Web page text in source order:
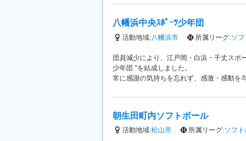
八幡浜中央ｽﾎﾟｰﾂ少年団
活動地域:八幡浜市 所属リーグ:ソ
団員減少により、江戸岡・白浜・千丈スポ
少年団 ”を結成しました。
常に感謝の気持ちを忘れず、感激・感動を
朝生田町内ソフトボール
活動地域:松山市 所属リーグ:ソフ